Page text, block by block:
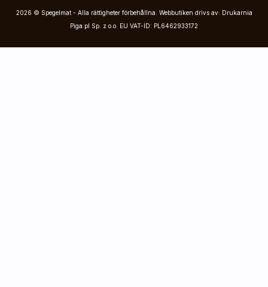
2026 © Spegelmat - Alla rättigheter förbehållna. Webbutiken drivs av: Drukarnia
Piga.pl Sp. z o.o. EU VAT-ID: PL6462933172